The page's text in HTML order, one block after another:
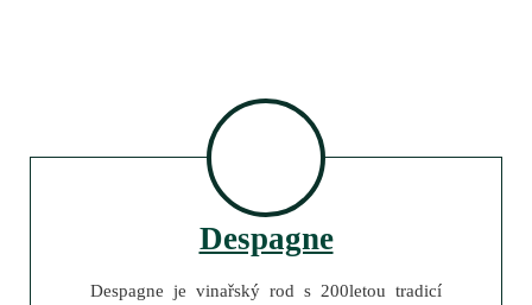
Despagne
Despagne je vinařský rod s 200letou tradicí